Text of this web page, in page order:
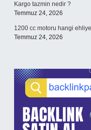
Kargo tazmin nedir ?
Temmuz 24, 2026
1200 cc motoru hangi
Temmuz 24, 2026